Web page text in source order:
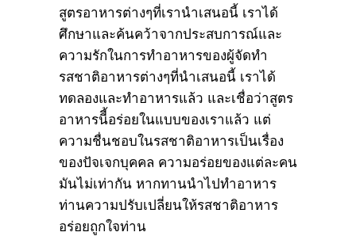
สูตรอาหารต่างๆที่เรานำเสนอนี้ เราได้
ศึกษาและค้นคว้าจากประสบการณ์และ
ความรักในการทำอาหารของผู้จัดทำ
รสชาติอาหารต่างๆที่นำเสนอนี้ เราได้
ทดลองและทำอาหารแล้ว และเชื่อว่าสูตร
อาหารนีี้อร่อยในแบบของเราแล้ว แต่
ความชื่นชอบในรสชาติอาหารเป็นเรื่อง
ของปัจเจกบุคคล ความอร่อยของแต่ละคน
มันไม่เท่ากัน หากทานนำไปทำอาหาร
ท่านความปรับเปลี่ยนให้รสชาติอาหาร
อร่อยถูกใจท่าน